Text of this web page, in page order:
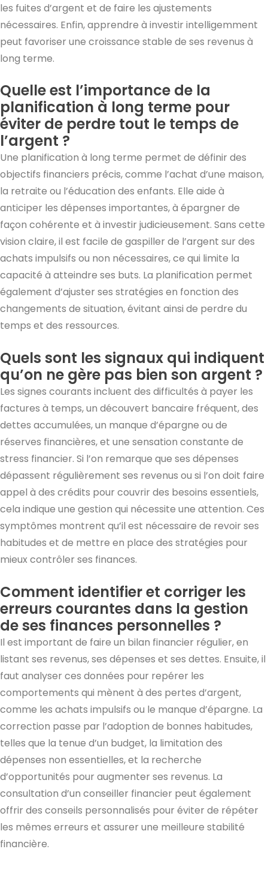
les fuites d’argent et de faire les ajustements
nécessaires. Enfin, apprendre à investir intelligemment
peut favoriser une croissance stable de ses revenus à
long terme.
Quelle est l’importance de la
planification à long terme pour
éviter de perdre tout le temps de
l’argent ?
Une planification à long terme permet de définir des
objectifs financiers précis, comme l’achat d’une maison,
la retraite ou l’éducation des enfants. Elle aide à
anticiper les dépenses importantes, à épargner de
façon cohérente et à investir judicieusement. Sans cette
vision claire, il est facile de gaspiller de l’argent sur des
achats impulsifs ou non nécessaires, ce qui limite la
capacité à atteindre ses buts. La planification permet
également d’ajuster ses stratégies en fonction des
changements de situation, évitant ainsi de perdre du
temps et des ressources.
Quels sont les signaux qui indiquent
qu’on ne gère pas bien son argent ?
Les signes courants incluent des difficultés à payer les
factures à temps, un découvert bancaire fréquent, des
dettes accumulées, un manque d’épargne ou de
réserves financières, et une sensation constante de
stress financier. Si l’on remarque que ses dépenses
dépassent régulièrement ses revenus ou si l’on doit faire
appel à des crédits pour couvrir des besoins essentiels,
cela indique une gestion qui nécessite une attention. Ces
symptômes montrent qu’il est nécessaire de revoir ses
habitudes et de mettre en place des stratégies pour
mieux contrôler ses finances.
Comment identifier et corriger les
erreurs courantes dans la gestion
de ses finances personnelles ?
Il est important de faire un bilan financier régulier, en
listant ses revenus, ses dépenses et ses dettes. Ensuite, il
faut analyser ces données pour repérer les
comportements qui mènent à des pertes d’argent,
comme les achats impulsifs ou le manque d’épargne. La
correction passe par l’adoption de bonnes habitudes,
telles que la tenue d’un budget, la limitation des
dépenses non essentielles, et la recherche
d’opportunités pour augmenter ses revenus. La
consultation d’un conseiller financier peut également
offrir des conseils personnalisés pour éviter de répéter
les mêmes erreurs et assurer une meilleure stabilité
financière.